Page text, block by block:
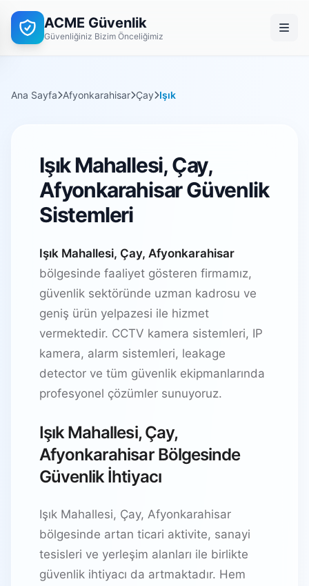
ACME Güvenlik
Güvenliğiniz Bizim Önceliğimiz
Ana Sayfa Afyonkarahisar Çay Işık
Işık Mahallesi, Çay,
Afyonkarahisar Güvenlik
Sistemleri
Işık Mahallesi, Çay, Afyonkarahisar
bölgesinde faaliyet gösteren firmamız,
güvenlik sektöründe uzman kadrosu ve
geniş ürün yelpazesi ile hizmet
vermektedir. CCTV kamera sistemleri, IP
kamera, alarm sistemleri, leakage
detector ve tüm güvenlik ekipmanlarında
profesyonel çözümler sunuyoruz.
Işık Mahallesi, Çay,
Afyonkarahisar Bölgesinde
Güvenlik İhtiyacı
Işık Mahallesi, Çay, Afyonkarahisar
bölgesinde artan ticari aktivite, sanayi
tesisleri ve yerleşim alanları ile birlikte
güvenlik ihtiyacı da artmaktadır. Hem